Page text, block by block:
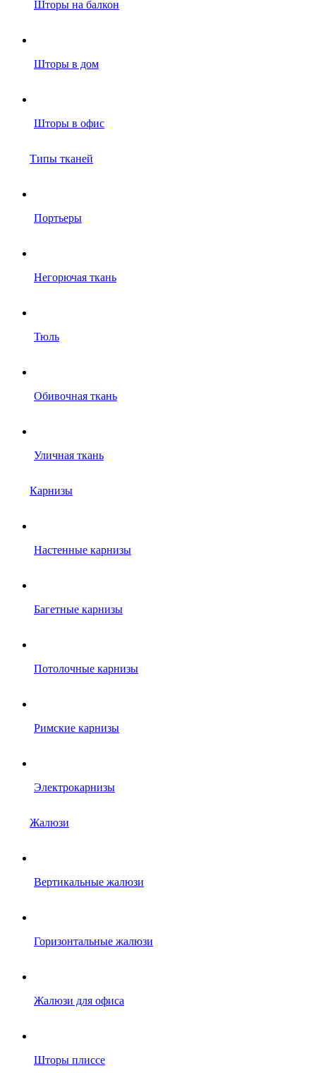
Шторы на балкон
Шторы в дом
Шторы в офис
Типы тканей
Портьеры
Негорючая ткань
Тюль
Обивочная ткань
Уличная ткань
Карнизы
Настенные карнизы
Багетные карнизы
Потолочные карнизы
Римские карнизы
Электрокарнизы
Жалюзи
Вертикальные жалюзи
Горизонтальные жалюзи
Жалюзи для офиса
Шторы плиссе